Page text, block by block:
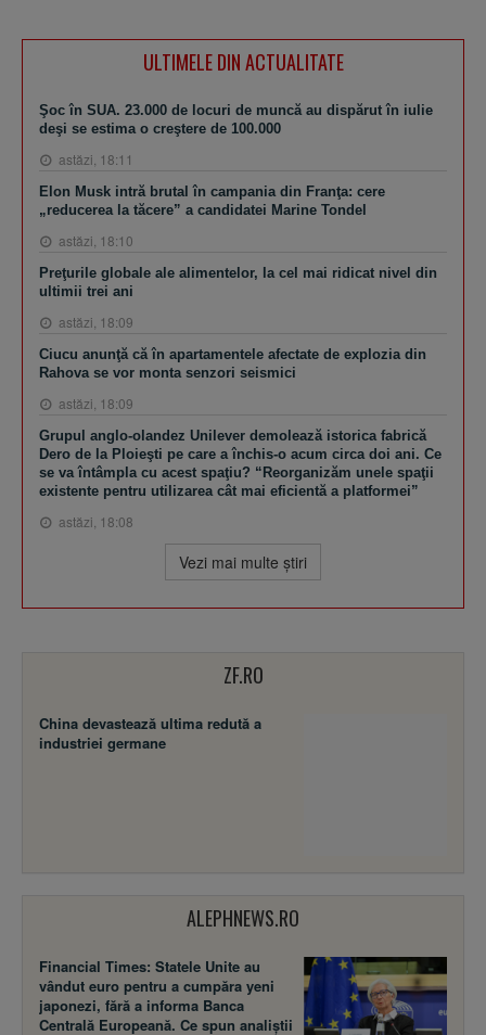
ULTIMELE DIN ACTUALITATE
Şoc în SUA. 23.000 de locuri de muncă au dispărut în iulie
deşi se estima o creştere de 100.000
astăzi, 18:11
Elon Musk intră brutal în campania din Franţa: cere
„reducerea la tăcere” a candidatei Marine Tondel
astăzi, 18:10
Preţurile globale ale alimentelor, la cel mai ridicat nivel din
ultimii trei ani
astăzi, 18:09
Ciucu anunţă că în apartamentele afectate de explozia din
Rahova se vor monta senzori seismici
astăzi, 18:09
Grupul anglo-olandez Unilever demolează istorica fabrică
Dero de la Ploieşti pe care a închis-o acum circa doi ani. Ce
se va întâmpla cu acest spaţiu? “Reorganizăm unele spaţii
existente pentru utilizarea cât mai eficientă a platformei”
astăzi, 18:08
Vezi mai multe ştiri
ZF.RO
China devastează ultima redută a
industriei germane
ALEPHNEWS.RO
Financial Times: Statele Unite au
vândut euro pentru a cumpăra yeni
japonezi, fără a informa Banca
Centrală Europeană. Ce spun analiștii